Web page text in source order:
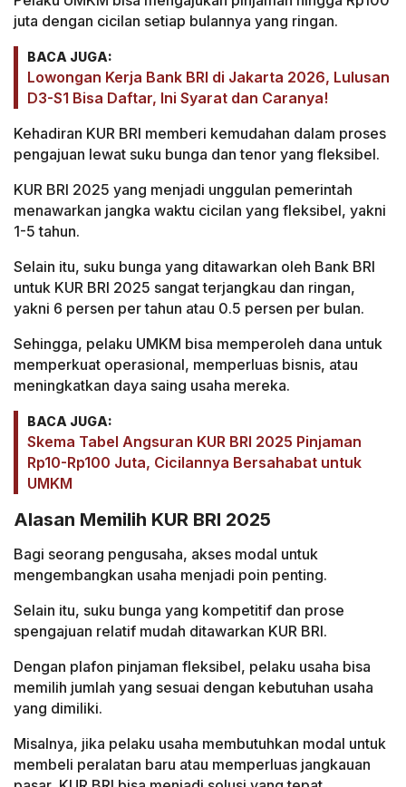
juta dengan cicilan setiap bulannya yang ringan.
BACA JUGA:
Lowongan Kerja Bank BRI di Jakarta 2026, Lulusan
D3-S1 Bisa Daftar, Ini Syarat dan Caranya!
Kehadiran KUR BRI memberi kemudahan dalam proses
pengajuan lewat suku bunga dan tenor yang fleksibel.
KUR BRI 2025 yang menjadi unggulan pemerintah
menawarkan jangka waktu cicilan yang fleksibel, yakni
1-5 tahun.
Selain itu, suku bunga yang ditawarkan oleh Bank BRI
untuk KUR BRI 2025 sangat terjangkau dan ringan,
yakni 6 persen per tahun atau 0.5 persen per bulan.
Sehingga, pelaku UMKM bisa memperoleh dana untuk
memperkuat operasional, memperluas bisnis, atau
meningkatkan daya saing usaha mereka.
BACA JUGA:
Skema Tabel Angsuran KUR BRI 2025 Pinjaman
Rp10-Rp100 Juta, Cicilannya Bersahabat untuk
UMKM
Alasan Memilih KUR BRI 2025
Bagi seorang pengusaha, akses modal untuk
mengembangkan usaha menjadi poin penting.
Selain itu, suku bunga yang kompetitif dan prose
spengajuan relatif mudah ditawarkan KUR BRI.
Dengan plafon pinjaman fleksibel, pelaku usaha bisa
memilih jumlah yang sesuai dengan kebutuhan usaha
yang dimiliki.
Misalnya, jika pelaku usaha membutuhkan modal untuk
membeli peralatan baru atau memperluas jangkauan